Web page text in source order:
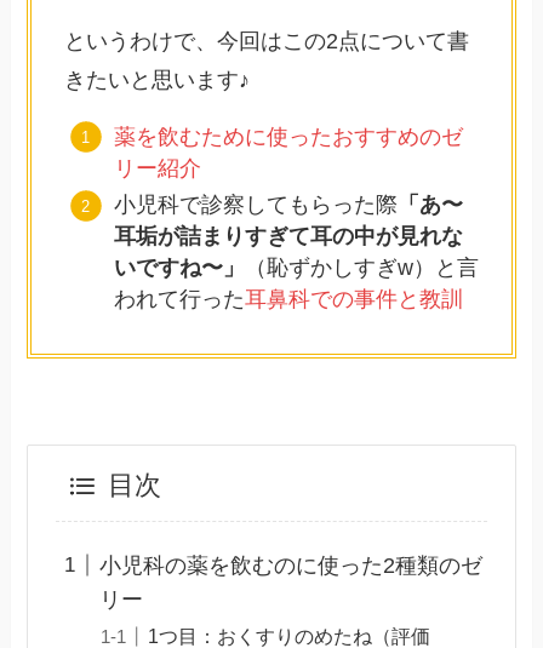
というわけで、今回はこの2点について書
きたいと思います♪
薬を飲むために使ったおすすめのゼ
リー紹介
小児科で診察してもらった際 「あ〜
耳垢が詰まりすぎて耳の中が見れな
いですね〜」
（恥ずかしすぎw）と言
われて行った耳鼻科での事件と教訓
目次
小児科の薬を飲むのに使った2種類のゼ
リー
1つ目：おくすりのめたね（評価